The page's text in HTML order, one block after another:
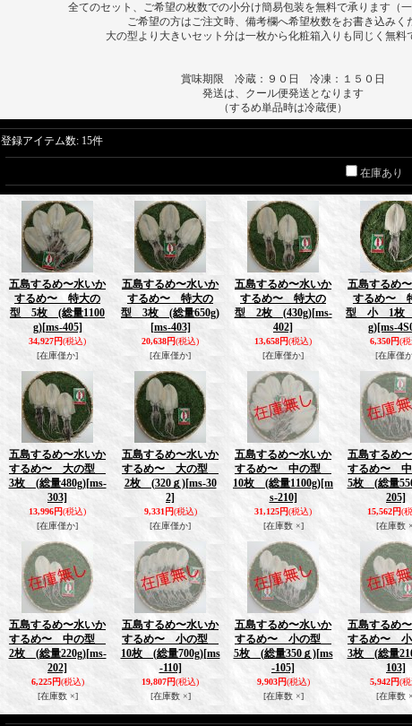
全てのセット、ご希望の枚数での小分け簡易包装を無料で承ります（
ご希望の方はご注文時、備考欄へ希望枚数をお書き込みく
大の型より大きいセット分は一枚から化粧箱入りも同じく無料
賞味期限 冷蔵：９０日 冷凍：１５０日
発送は、クール便発送となります
（するめ単品時は冷蔵便）
登録アイテム数: 15件
在庫あり
五島するめ〜水いか
するめ〜 特大の
型 5枚 (総量1100
g)[ms-405]
34,927円(税込)
[在庫僅か]
五島するめ〜水いか
するめ〜 特大の
型 3枚 (総量650g)
[ms-403]
20,638円(税込)
[在庫僅か]
五島するめ〜水いか
するめ〜 特大の
型 2枚 (430g)[ms-
402]
13,658円(税込)
[在庫僅か]
五島するめ
するめ〜
型 小 1枚
g)[ms-
6,350円(
[在庫僅
五島するめ〜水いか
するめ〜 大の型
3枚 (総量480g)[ms-
303]
13,996円(税込)
[在庫僅か]
五島するめ〜水いか
するめ〜 大の型
2枚 (320ｇ)[ms-30
2]
9,331円(税込)
[在庫僅か]
五島するめ〜水いか
するめ〜 中の型
10枚 (総量1100g)[m
s-210]
31,125円(税込)
[在庫数 ×]
五島するめ
するめ〜
5枚 (総量
205]
15,562円(
[在庫数
五島するめ〜水いか
するめ〜 中の型
2枚 (総量220g)[ms-
202]
6,225円(税込)
[在庫数 ×]
五島するめ〜水いか
するめ〜 小の型
10枚 (総量700g)[ms
-110]
19,807円(税込)
[在庫数 ×]
五島するめ〜水いか
するめ〜 小の型
5枚 (総量350ｇ)[ms
-105]
9,903円(税込)
[在庫数 ×]
五島するめ
するめ〜
3枚 (総量
103]
5,942円(
[在庫数